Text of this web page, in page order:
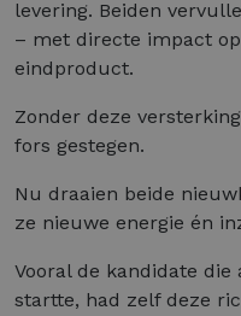
levering. Beiden
– met directe impact
eindproduct.
Zonder deze
fors gestegen.
Nu draaien beide
ze nieuwe energie én
Vooral de kandidate
startte, had zelf deze